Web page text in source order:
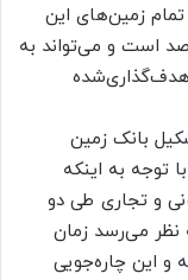
زمین‌‌های این
است و می‌‌تواند به
هدف‌‌گذاری‌شده
بانک زمین
با توجه به اینکه
و تجاری طی دو
نظر می‌‌رسد زمان
و این چاره‌‌جویی